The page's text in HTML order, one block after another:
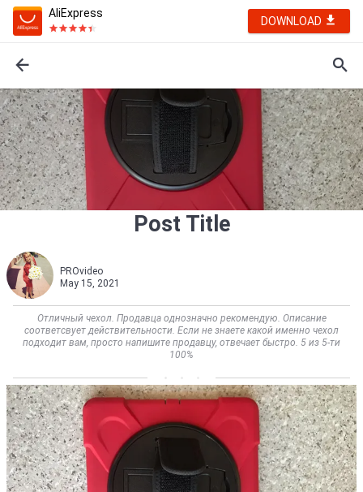
AliExpress
DOWNLOAD
Post Title
PROvideo
May 15, 2021
Отличный чехол. Продавца однозначно рекомендую. Описание
соответсвует действительности. Если не знаете какой именно чехол
подходит вам, просто напишите продавцу, отвечает быстро. 5 из 5-ти
100%